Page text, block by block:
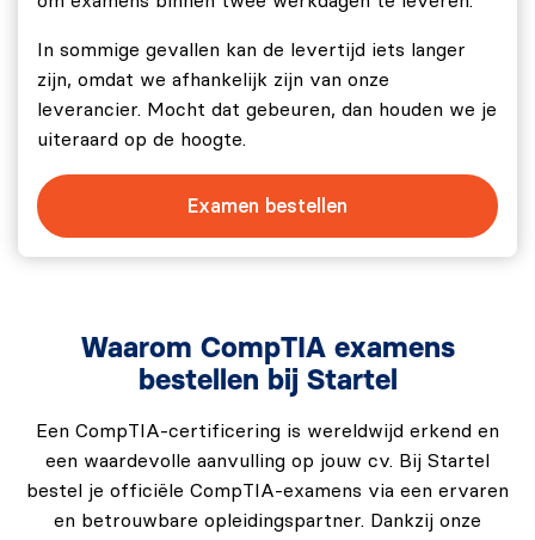
hebben beantwoord.
In sommige gevallen kan de levertijd iets langer
zijn, omdat we afhankelijk zijn van onze
leverancier. Mocht dat gebeuren, dan houden we je
uiteraard op de hoogte.
Examen bestellen
Waarom CompTIA examens
bestellen bij Startel
Een CompTIA-certificering is wereldwijd erkend en
een waardevolle aanvulling op jouw cv. Bij Startel
bestel je officiële CompTIA-examens via een ervaren
en betrouwbare opleidingspartner. Dankzij onze